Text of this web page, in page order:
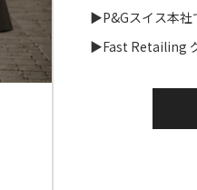
▶︎P&Gスイス本社
▶︎Fast Retailing